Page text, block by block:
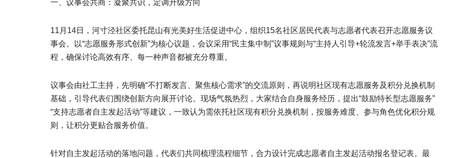
一、议事会共商：凝聚共识，定调升级方向
11月14日，河寸泾社区委托昆山有光美好生活促进中心，组织15名社区居民代表与志愿者代表召开志愿服务议
事会。以“志愿服务形式创新”为核心议题，会议采用“民主集中制”议事规则与“主持人引导+轮流发言+举手表决”流
程，确保讨论高效有序、每一种声音都被充分尊重。
议事会由社工主持，先明确“不打断发言、聚焦核心需求”的交流原则，再说明社区现有志愿服务及积分兑换机制
基础，引导代表们围绕创新方向展开讨论。现场气氛热烈，大家结合自身服务经历，提出“鼓励特长型志愿服务”
“支持志愿者自主发起活动”等建议，一致认为需依托社区现有积分兑换机制，按服务难度、参与角色优化积分规
则，让积分更贴合服务价值。
针对自主发起活动的落地问题，代表们共同梳理流程细节，合力设计完成志愿者自主发起活动报名登记表。最